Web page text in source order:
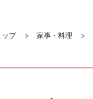
ップ 家事・料理